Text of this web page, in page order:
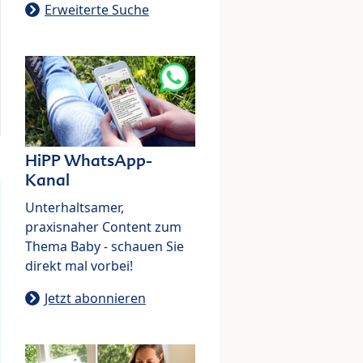
Erweiterte Suche
HiPP WhatsApp-
Kanal
Unterhaltsamer,
praxisnaher Content zum
Thema Baby - schauen Sie
direkt mal vorbei!
Jetzt abonnieren